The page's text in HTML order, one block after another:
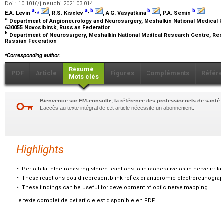
Doi : 10.1016/j.neuchi.2021.03.014
E.A. Levin a,⁎ , R.S. Kiselev a, b , A.G. Vasyatkina b , P.A. Semin b
a Department of Angioneurology and Neurosurgery, Meshalkin National Medical
630055 Novosibirsk, Russian Federation
b Department of Neurosurgery, Meshalkin National Medical Research Centre,
Russian Federation
⁎Corresponding author.
PDF Article
Résumé
Mots clés
Figures Compléments
Bienvenue sur EM-consulte, la référence des professionnels de santé.
L’accès au texte intégral de cet article nécessite un abonnement.
Highlights
•
Periorbital electrodes registered reactions to intraoperative optic nerve
• These reactions could represent blink reflex or antidromic
• These findings can be useful for development of optic nerve mapping.
Le texte complet de cet article est disponible en PDF.